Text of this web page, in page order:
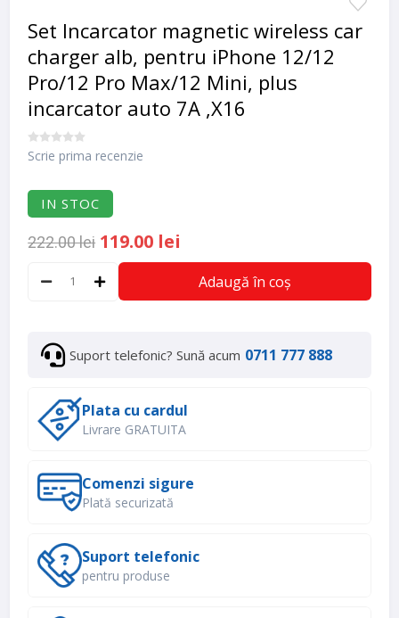
Set Incarcator magnetic wireless car
charger alb, pentru iPhone 12/12
Pro/12 Pro Max/12 Mini, plus
incarcator auto 7A ,X16
Scrie prima recenzie
IN STOC
222.00 lei 119.00 lei
Adaugă în coș
Suport telefonic? Sună acum 0711 777 888
Plata cu cardul
Livrare GRATUITA
Comenzi sigure
Plată securizată
Suport telefonic
pentru produse